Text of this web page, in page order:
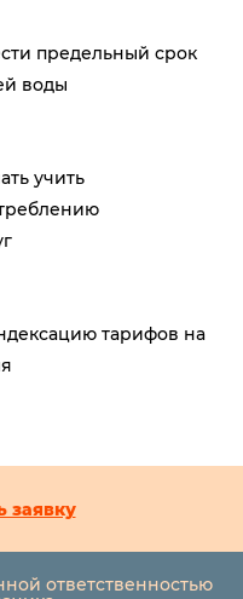
предельный срок
воды
учить
тарифов на
заявку
ответственностью